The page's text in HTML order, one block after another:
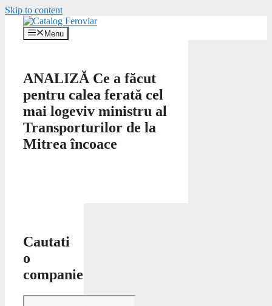
Skip to content
Menu
ANALIZĂ Ce a făcut
pentru calea ferată cel
mai logeviv ministru al
Transporturilor de la
Mitrea încoace
Cautati
o
companie